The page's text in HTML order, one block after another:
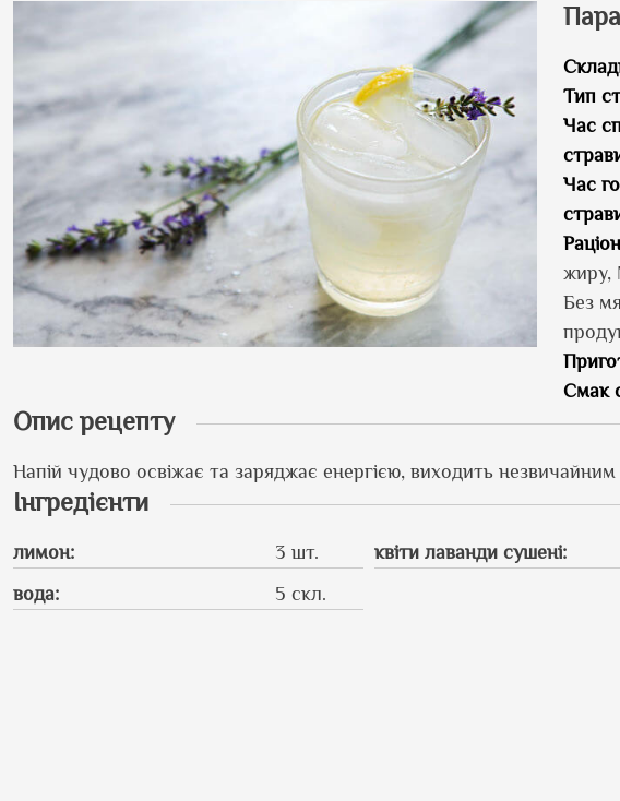
Тип
Час
Час
Раціон
жиру,
Без
Смак
Опис рецепту
Напій чудово освіжає та заряджає енергією, виходить незвичайним
Інгредієнти
лимон: 3 шт. квіти лаванди сушені:
вода: 5 скл.